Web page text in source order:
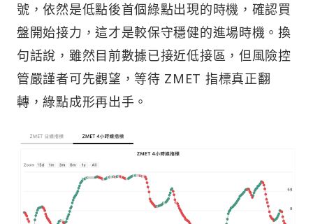
號，依然是低點後首個綠點出現的時機，確認買
盤開始接力，這才是較保守穩健的進場時機。換
句話說，雖然目前數據已接近低接區，但風險控
管嚴謹者可先觀望，等待 ZMET 指標真正翻
轉，綠點成形再出手。